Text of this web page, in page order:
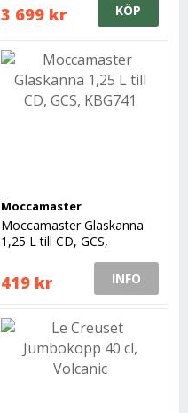
3 699 kr KÖP
Moccamaster
Moccamaster Glaskanna
1,25 L till CD, GCS,
419 kr INFO